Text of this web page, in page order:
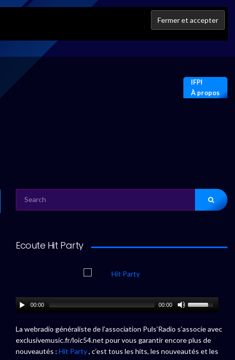
IFPI
À propos
FOR:
Ecoute Hit Party
00:00 00:00
La webradio généraliste de l’association Puls’Radio s’associe avec
exclusivemusic.fr/loic54.net pour vous garantir encore plus de
nouveautés : Hit Party, c’est tous les hits, les nouveautés et les